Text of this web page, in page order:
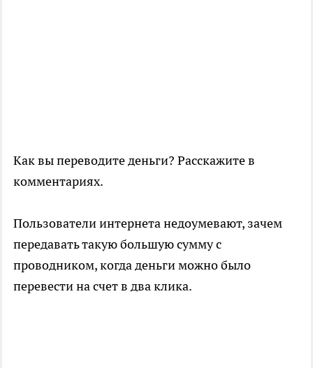
Как вы переводите деньги? Расскажите в
комментариях.
Пользователи интернета недоумевают, зачем
передавать такую большую сумму с
проводником, когда деньги можно было
перевести на счет в два клика.